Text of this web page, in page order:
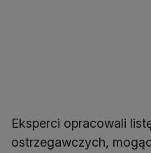
Eksperci opracowali
ostrzegawczych,